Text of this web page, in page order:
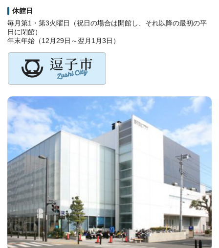
休館日
毎月第1・第3火曜日（祝日の場合は開館し、それ以降の最初の平
日に閉館）
年末年始（12月29日～翌月1月3日）